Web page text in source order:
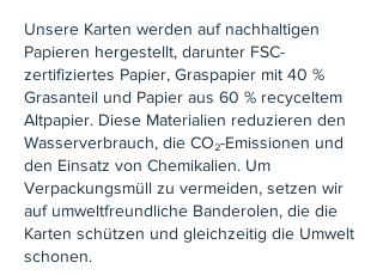
Unsere Karten werden auf nachhaltigen
Papieren hergestellt, darunter FSC-
zertifiziertes Papier, Graspapier mit 40 %
Grasanteil und Papier aus 60 % recyceltem
Altpapier. Diese Materialien reduzieren den
Wasserverbrauch, die CO₂-Emissionen und
den Einsatz von Chemikalien. Um
Verpackungsmüll zu vermeiden, setzen wir
auf umweltfreundliche Banderolen, die die
Karten schützen und gleichzeitig die Umwelt
schonen.